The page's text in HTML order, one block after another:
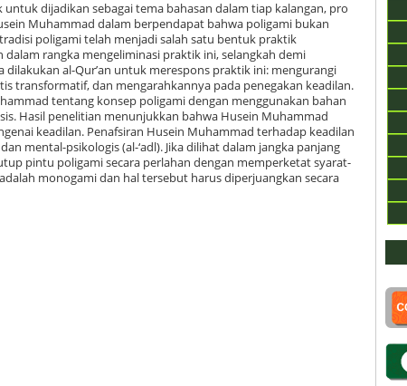
dijadikan sebagai tema bahasan dalam tiap kalangan, pro
Muhammad dalam berpendapat bahwa poligami bukan
poligami telah menjadi salah satu bentuk praktik
rangka mengeliminasi praktik ini, selangkah demi
al-Qur’an untuk merespons praktik ini: mengurangi
transformatif, dan mengarahkannya pada penegakan keadilan.
tentang konsep poligami dengan menggunakan bahan
Hasil penelitian menunjukkan bahwa Husein Muhammad
keadilan. Penafsiran Husein Muhammad terhadap keadilan
mental-psikologis (al-‘adl). Jika dilihat dalam jangka panjang
pintu poligami secara perlahan dengan memperketat syarat-
monogami dan hal tersebut harus diperjuangkan secara